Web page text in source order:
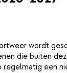
wordt
die buiten
regelmatig een